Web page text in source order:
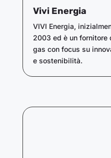
Vivi Energia
VIVI Energia,
2003 ed è un fornitore
gas con focus su
e sostenibilità.